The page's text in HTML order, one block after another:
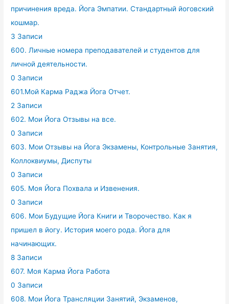
причинения вреда. Йога Эмпатии. Стандартный йоговский
кошмар.
3 Записи
600. Личные номера преподавателей и студентов для
личной деятельности.
0 Записи
601.Мой Карма Раджа Йога Отчет.
2 Записи
602. Мои Йога Отзывы на все.
0 Записи
603. Мои Отзывы на Йога Экзамены, Контрольные Занятия,
Коллоквиумы, Диспуты
0 Записи
605. Моя Йога Похвала и Извенения.
0 Записи
606. Мои Будущие Йога Книги и Творочество. Как я
пришел в йогу. История моего рода. Йога для
начинающих.
8 Записи
607. Моя Карма Йога Работа
0 Записи
608. Мои Йога Трансляции Занятий, Экзаменов,